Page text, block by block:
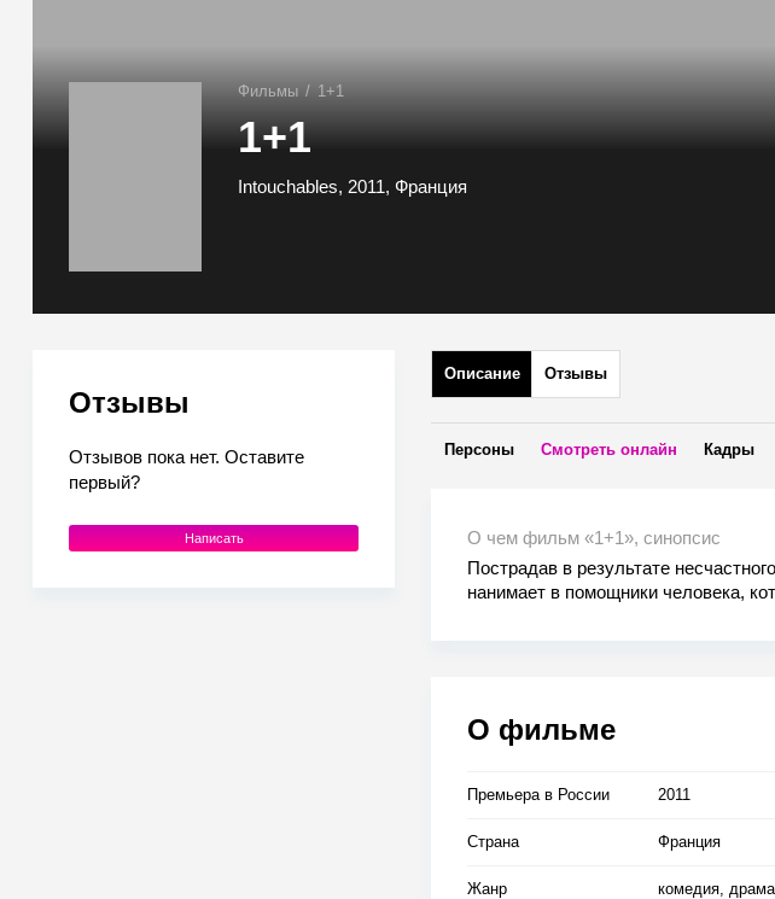
Фильмы / 1+1
1+1
Intouchables, 2011, Франция
Отзывы
Отзывов пока нет. Оставите
первый?
Написать
Описание Отзывы
Персоны Смотреть онлайн Кадры
О чем фильм «1+1», синопсис
Пострадав в результате
нанимает в помощники человека,
О фильме
Премьера в Росcии 2011
Страна Франция
Жанр комедия,